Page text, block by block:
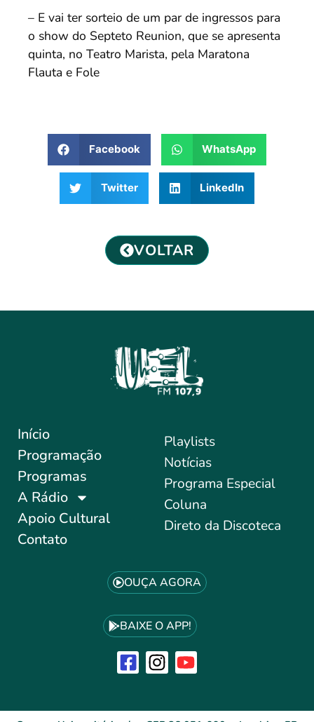
– E vai ter sorteio de um par de ingressos para
o show do Septeto Reunion, que se apresenta
quinta, no Teatro Marista, pela Maratona
Flauta e Fole
Facebook WhatsApp
Twitter LinkedIn
VOLTAR
Início
Programação
Programas
A Rádio
Apoio Cultural
Contato
Playlists
Notícias
Programa Especial
Coluna
Direto da Discoteca
OUÇA AGORA
BAIXE O APP!